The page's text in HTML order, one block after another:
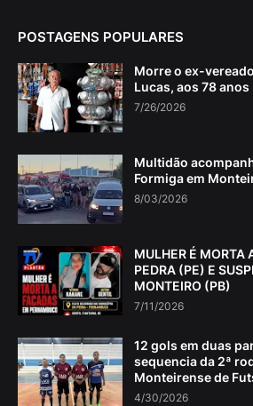
POSTAGENS POPULARES
Morre o ex-
Lucas, aos 78 anos
7/26/2026
Multidão
Formiga em
8/03/2026
MULHER É MORTA
PEDRA (PE) E
MONTEIRO (PB)
7/11/2026
12 gols em duas
sequencia da 2ª
Monteirense de
4/30/2026